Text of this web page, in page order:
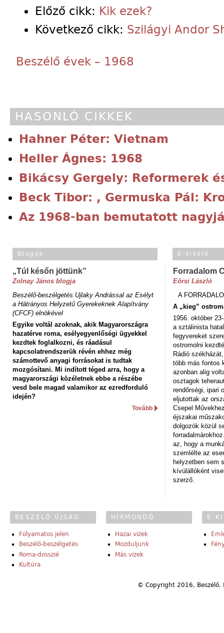
Előző cikk: Kik ezek?
Következő cikk: Szilágyi Andor
Beszélő évek – 1968
HASONLÓ CIKKEK
Hahner Péter: Vietnam
Heller Ágnes: 1968
Bikácsy Gergely: Reformerek
Beck Tibor: , Germuska Pál:
Az 1968-ban bemutatott
Blogok
„Túl későn jöttünk”
Zolnay János blogja
Beszélő-beszélgetés Ujlaky Andrással az Esélyt
a Hátrányos Helyzetű Gyerekeknek Alapítvány
(CFCF) elnökével
Egyike voltál azoknak, akik Magyarországra
hazatérve roma, esélyegyenlőségi ügyekkel
kezdtek foglalkozni, és ráadásul
kapcsolatrendszerük révén ehhez még
számottevő anyagi forrásokat is tudtak
mozgósítani. Mi indított téged arra, hogy a
magyarországi közéletnek ebbe a részébe
vesd bele magad valamikor az ezredforduló
idején?
Tovább
E-kikötő
Forradalom
Eörsi László
A
A „kieg”
1956. október
a sztálinista
fegyvereket
ostromolni
Rádió
több más fontos
azonban alig
osztagok
rendőrségi, ipari
eljutottak az
Csepel
éjszakai
dolgozók közül
az, hogy a
szemlélte az
helyzetben sem
kívülállóként
szerző.
BESZÉLŐ ÚJSÁG
Folyamatos jelen
Beszélő-beszélgetés
Roma-dosszié
Kultúra
HÍRMONDÓ
Hazai vizek
Mozduljunk
Más vizek
E-
© Copyright 2016,